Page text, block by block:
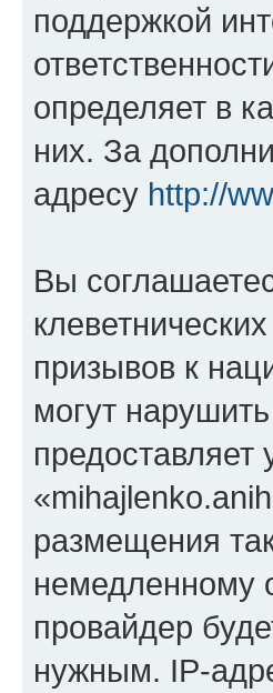
поддержкой
определяет в
них. За
адресу http://
Вы
призывов к
могут
предоставляет
размещения
немедленному
провайдер
нужным. IP-